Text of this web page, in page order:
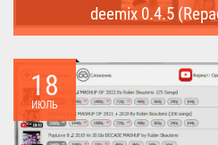
deemix 0.4.5
18
ИЮЛЬ